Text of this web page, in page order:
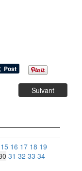
Suivant
15 16 17 18 19
31 32 33 34